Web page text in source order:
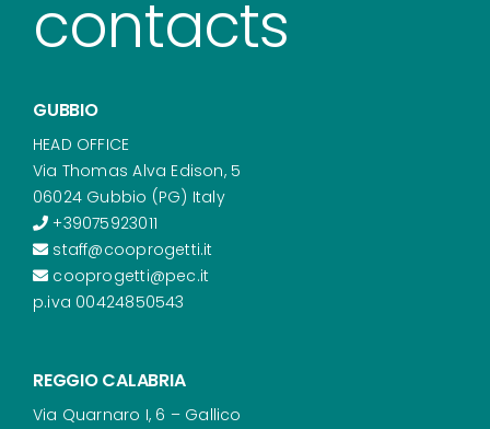
contacts
GUBBIO
HEAD OFFICE
Via Thomas Alva Edison, 5
06024 Gubbio (PG) Italy
+39075923011
staff@cooprogetti.it
cooprogetti@pec.it
p.iva 00424850543
REGGIO CALABRIA
Via Quarnaro I, 6 – Gallico